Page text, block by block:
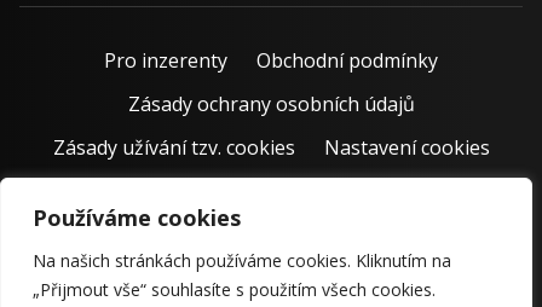
Používáme cookies
Na našich stránkách používáme cookies. Kliknutím na
„Přijmout vše“ souhlasíte s použitím všech cookies.
Pro inzerenty
Obchodní podmínky
Zásady ochrany osobních údajů
Zásady užívání tzv. cookies
Nastavení cookies